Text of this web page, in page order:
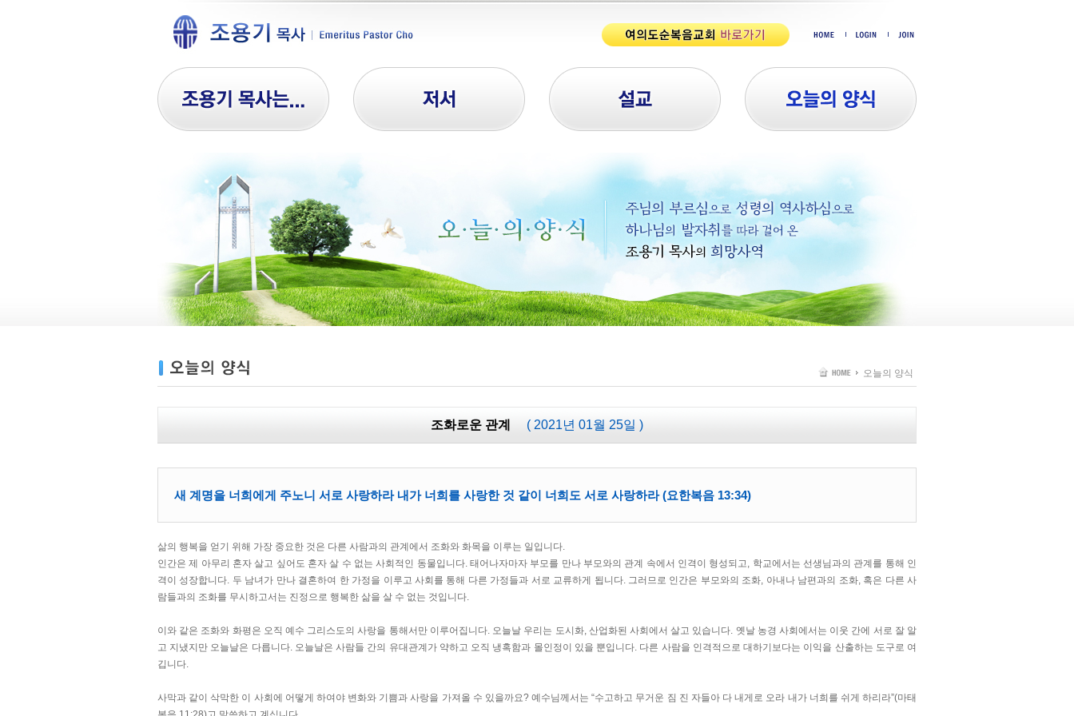
오늘의 양식
조화로운 관계 ( 2021년 01월 25일 )
새 계명을 너희에게 주노니 서로 사랑하라 내가 너희를 사랑한 것 같이 너희도 서로 사랑하라 (요한복음 13:34)
삶의 행복을 얻기 위해 가장 중요한 것은 다른 사람과의 관계에서 조화와 화목을 이루는 일입니다.
인간은 제 아무리 혼자 살고 싶어도 혼자 살 수 없는 사회적인 동물입니다. 태어나자마자 부모를 만나 부모와의 관계 속에서 인격이 형성되고, 학교에서는 선생님과의 관계를 통해 인
격이 성장합니다. 두 남녀가 만나 결혼하여 한 가정을 이루고 사회를 통해 다른 가정들과 서로 교류하게 됩니다. 그러므로 인간은 부모와의 조화, 아내나 남편과의 조화, 혹은 다른 사
람들과의 조화를 무시하고서는 진정으로 행복한 삶을 살 수 없는 것입니다.
이와 같은 조화와 화평은 오직 예수 그리스도의 사랑을 통해서만 이루어집니다. 오늘날 우리는 도시화, 산업화된 사회에서 살고 있습니다. 옛날 농경 사회에서는 이웃 간에 서로 잘 알
고 지냈지만 오늘날은 다릅니다. 오늘날은 사람들 간의 유대관계가 약하고 오직 냉혹함과 몰인정이 있을 뿐입니다. 다른 사람을 인격적으로 대하기보다는 이익을 산출하는 도구로 여
깁니다.
사막과 같이 삭막한 이 사회에 어떻게 하여야 변화와 기쁨과 사랑을 가져올 수 있을까요? 예수님께서는 “수고하고 무거운 짐 진 자들아 다 내게로 오라 내가 너희를 쉬게 하리라”(마태